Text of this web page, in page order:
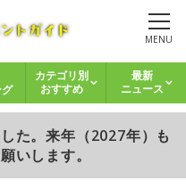
MENU
カテゴリ別
おすすめ
最新
ニュース
た。来年（2027年）も
いします。